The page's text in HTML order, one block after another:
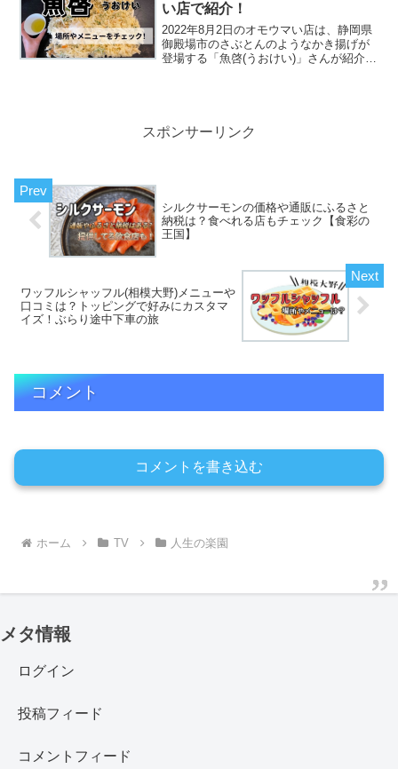
い店で紹介！
2022年8月2日のオモウマい店は、静岡県
御殿場市のさぶとんのようなかき揚げが
登場する「魚啓(うおけい)」さんが紹介さ
スポンサーリンク
シルクサーモンの価格や通販にふるさと
納税は？食べれる店もチェック【食彩の
王国】
ワッフルシャッフル(相模大野)メニューや
口コミは？トッピングで好みにカスタマ
イズ！ぶらり途中下車の旅
コメント
コメントを書き込む
ホーム TV 人生の楽園
メタ情報
ログイン
投稿フィード
コメントフィード